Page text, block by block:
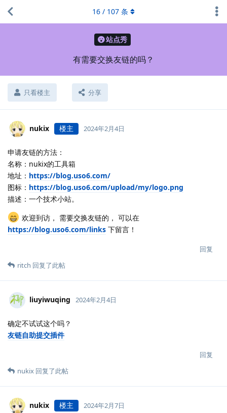
站点秀
有需要交换友链的吗？
只看楼主 分享
16 / 107 条
nukix 楼主 2024年2月4日
申请友链的方法：
名称：nukix的工具箱
地址： https://blog.uso6.com/
图标： https://blog.uso6.com/upload/my/logo.png
描述：一个技术小站。
欢迎到访， 需要交换友链的， 可以在
https://blog.uso6.com/links 下留言！
回复
ritch 回复了此帖
liuyiwuqing 2024年2月4日
确定不试试这个吗？
友链自助提交插件
回复
nukix 回复了此帖
nukix 楼主 2024年2月7日